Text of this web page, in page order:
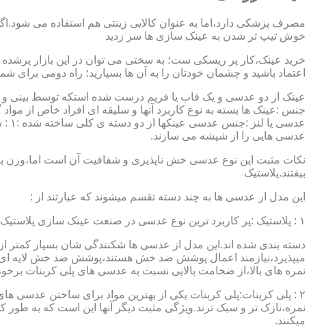
مصرف پزشکی دارد،اما به عنوان کالایی زینتی هم استفاده می
خوش تیپ تر شدن به عینک سازی ها سر زدید
خرید عینک،کار پر ریسکی ست؛ به سختی می توان در این بازار
اعتماد باشید و چشمان خودتان را به آن ها بسپارید؛ راه دومی
عینک از دو عدسی و یک قاب یا فریم درست شده استکه توسط بینی و
جنس :عینک ها بسته به نوع کاربرد آنها و سلیقه ای افراد خاص از
عدسی هایی را از شیشه می سازند.
نکات مثبت این نوع عدسی خش ناپذیری و شفافیت آن است اما،وزن
بیفتند.پلاستیک
این مدل از عدسی ها به چند دسته تقسم میشوند که عبارتند از :
۱ : پلاستیک :پر کاربرد ترین نوع عدسی در صنعت عینک سازی پلاستیک CR39 میباشد که بسته به نوع پوشش آنها،به انواعی نظیر : پلاستیک ساده،پلاستیک آنتی رفلکس،پلاستیک ضد خش،پلاستیک آب گریز و …..
دسته بندی شده اند.این مدل از عدسی ها شکنندگی شان بسیار
میپذیرد،نیازمند اعمال پوشش ضد خش هستند،پوشش ضد خش لایه
نمره های بالا،از ضخامت بالایی نسبت به عدسی های پلی کربنات
۲ : پلی کربنات:پلی کربنات یکی از بهترین مواد برای ساختن
نمره،نازک تر و سبک ترند.ویژگی مثبت دیگر آنها این است که به طور
میکنند.